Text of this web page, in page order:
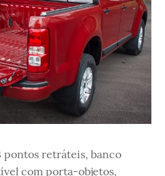
pontos retráteis, banco
com porta-objetos,